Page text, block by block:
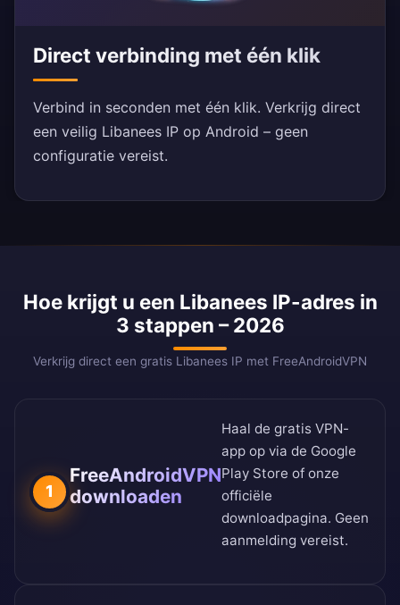
Direct verbinding met één klik
Verbind in seconden met één klik. Verkrijg direct
een veilig Libanees IP op Android – geen
configuratie vereist.
Hoe krijgt u een Libanees IP-adres in
3 stappen – 2026
Verkrijg direct een gratis Libanees IP met FreeAndroidVPN
1
FreeAndroidVPN
downloaden
Haal de gratis VPN-
app op via de Google
Play Store of onze
officiële
downloadpagina. Geen
aanmelding vereist.